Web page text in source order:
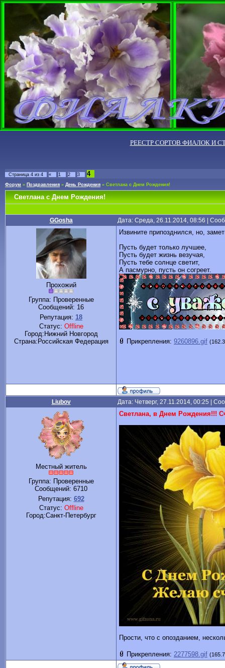
РЕЕСТР СОРТОВ ФИАЛОК И
Страница 4 из 4 « 1 2 3 4
Форум » Поздравления » День Рождения » Светлана с Днем Рождения!
Светлана с Днем Рождения!
GGosha Дата: Среда, 26.11.2014, 08:56 |
Прохожий
Группа: Проверенные
Сообщений: 16
Репутация: 18
Статус: Offline
Город:Нижний Новгород
Cтрана:Российская Федерация
Извините припозднился, но,
Пусть будет только лучшее,
Пусть будет жизнь везучая,
Пусть тебе солнце светит,
А пасмурно, пусть он согреет.
Прикрепления: 9260896.gif
Liubov Дата: Четверг, 27.11.2014, 00:25 |
Местный житель
Группа: Проверенные
Сообщений: 6710
Репутация: 692
Статус: Offline
Город:Санкт-Петербург
Светлана, в Днем Рождения!!!
Прости, что с опозданием,
Прикрепления: 2277598.gif